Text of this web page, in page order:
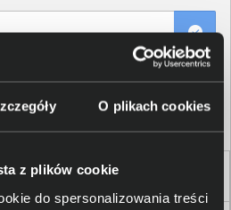
O plikach cookies
z plików cookie
do spersonalizowania treści